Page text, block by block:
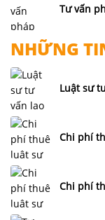
Tư vấn
NHỮNG
Luật sư
Chi phí
Chi phí